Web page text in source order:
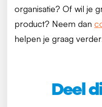
organisatie? Of wil je
product? Neem dan
helpen je graag
Deel